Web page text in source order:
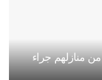
ألف شخص من منازلهم جراء